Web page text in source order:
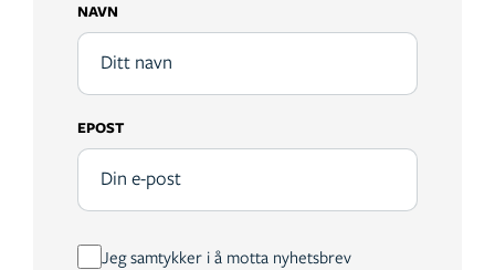
NAVN
EPOST
Jeg samtykker i å motta nyhetsbrev